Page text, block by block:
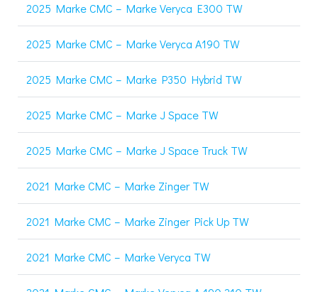
2025 Marke CMC – Marke Veryca E300 TW
2025 Marke CMC – Marke Veryca A190 TW
2025 Marke CMC – Marke P350 Hybrid TW
2025 Marke CMC – Marke J Space TW
2025 Marke CMC – Marke J Space Truck TW
2021 Marke CMC – Marke Zinger TW
2021 Marke CMC – Marke Zinger Pick Up TW
2021 Marke CMC – Marke Veryca TW